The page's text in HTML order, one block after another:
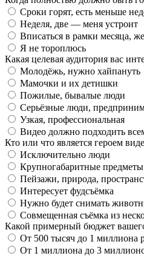
Сроки горят, есть меньше
Неделя, две — меня устроит
Вписаться в рамки месяца,
Я не тороплюсь
Какая целевая аудитория вас
Молодёжь, нужно хайпануть
Мамочки и их детишки
Пожилые, бывалые люди
Серьёзные люди,
Узкая, профессиональная
Видео должно подходить
Кто или что является героем
Исключительно люди
Крупногабаритные предметы
Пейзажи, природа,
Интересует фудсъёмка
Нужно будет снимать
Совмещенная съёмка из
Какой примерный бюджет
От 500 тысяч до 1 миллиона
От 1 миллиона до 3